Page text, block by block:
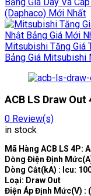
(Daphaco) Mới Nhất
Mitsubishi Tăng Giá
Bảng Giá Mitsubishi
ACB LS Draw
0 Review(s)
in stock
Mã Hàng ACB LS 4P:
Dòng Điện Định
Dòng Cắt(kA) : Icu:
Loại: Draw Out
Điện Áp Định Mức(V) :